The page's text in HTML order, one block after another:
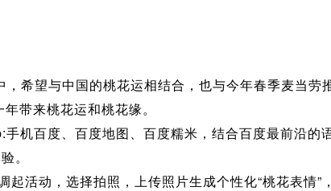
望与中国的桃花运相结合，也与今年春季麦当劳
带来桃花运和桃花缘。
机百度、百度地图、百度糯米，结合百度最前沿的
。
起活动，选择拍照，上传照片生成个性化“桃花表情”